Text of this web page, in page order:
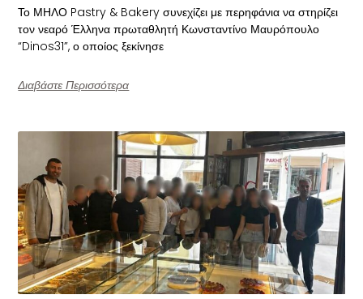
Το ΜΗΛΟ Pastry & Bakery συνεχίζει με περηφάνια να στηρίζει
τον νεαρό Έλληνα πρωταθλητή Κωνσταντίνο Μαυρόπουλο
“Dinos31”, ο οποίος ξεκίνησε
Διαβάστε Περισσότερα